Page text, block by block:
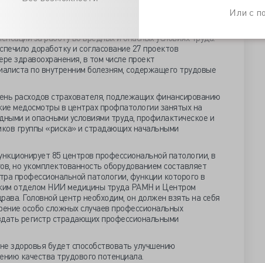
Или с
по охране труда, сформирован законодательный
за работу во вредных и опасных условиях труда.
доработку и согласование 27 проектов
здравоохранения, в том числе проект
по внутренним болезням, содержащего трудовые
расходов страхователя, подлежащих финансированию
медосмотры в центрах профпатологии занятых на
и опасными условиями труда, профилактическое и
группы «риска» и страдающих начальными
85 центров профессиональной патологии, в
но укомплектованность оборудованием составляет
профессиональной патологии, функции которого в
отделом НИИ медицины труда РАМН и Центром
Головной центр необходим, он должен взять на себя
особо сложных случаев профессиональных
регистр страдающих профессиональными
здоровья будет способствовать улучшению
качества трудового потенциала.